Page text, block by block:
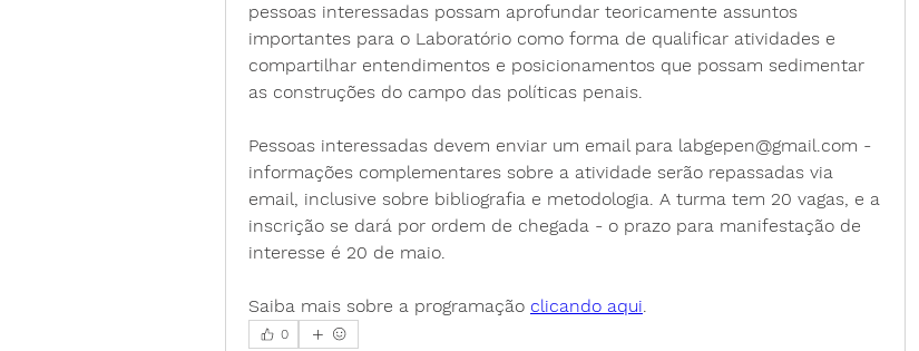
pessoas interessadas possam aprofundar teoricamente assuntos
importantes para o Laboratório como forma de qualificar atividades e
compartilhar entendimentos e posicionamentos que possam sedimentar
as construções do campo das políticas penais.
Pessoas interessadas devem enviar um email para labgepen@gmail.com -
informações complementares sobre a atividade serão repassadas via
email, inclusive sobre bibliografia e metodologia. A turma tem 20 vagas, e a
inscrição se dará por ordem de chegada - o prazo para manifestação de
interesse é 20 de maio.
Saiba mais sobre a programação clicando aqui.
0